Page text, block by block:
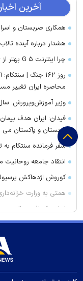
آخرین اخبار
همکاری صربستان و
هشدار درباره آینده
چرا اینترنت ۵ G بهتر از ۴ G است؟
محاصره ایران تغییر
وزیر آموزش‌وپرورش:
فیدان: ایران هدف
عربستان و پاکستان می
سفر فرمانده سنتکام به
انتقاد جامعه روحانیت
کوروش اژدهاکش
همتی به وزارت
لبنان یک افسر عالی
سرمایه‌گذاری ۱.۳ میلیارد دلاری امارات برای توسعه ناوگان نفت و گاز
پزشکیان: بهترین زمان
با این شام خوشمزه
تفاهم‌نامه همکاری